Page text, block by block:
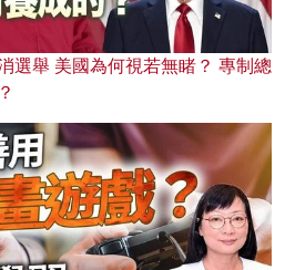
選舉 美國為何視若無睹？ 專制總